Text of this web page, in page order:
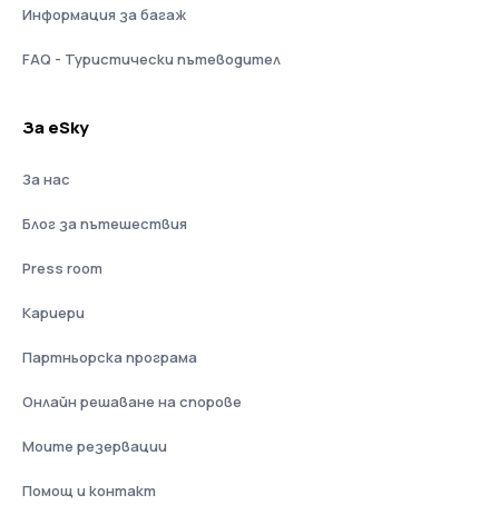
Информация за багаж
FAQ - Туристически пътеводител
За eSky
За нас
Блог за пътешествия
Press room
Кариери
Партньорска програма
Онлайн решаване на спорове
Моите резервации
Помощ и контакт